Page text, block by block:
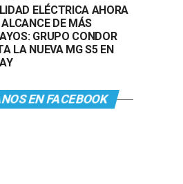
ELÉCTRICA AHORA
DE MÁS
GRUPO CONDOR
LA NUEVA MG S5 EN
EN FACEBOOK